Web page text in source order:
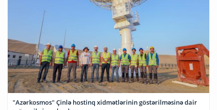
"Azərkosmos" Çinlə hostinq xidmətlərinin göstərilməsinə dair